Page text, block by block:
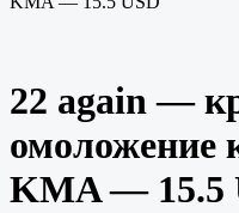
22 again —
KMA — 15.5